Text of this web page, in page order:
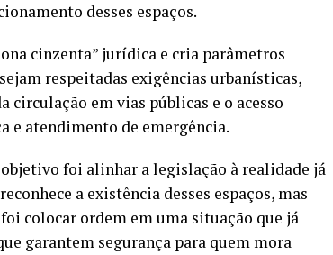
desses espaços.
cinzenta” jurídica e cria parâmetros
respeitadas exigências urbanísticas,
circulação em vias públicas e o acesso
e atendimento de emergência.
foi alinhar a legislação à realidade já
a existência desses espaços, mas
colocar ordem em uma situação que já
garantem segurança para quem mora